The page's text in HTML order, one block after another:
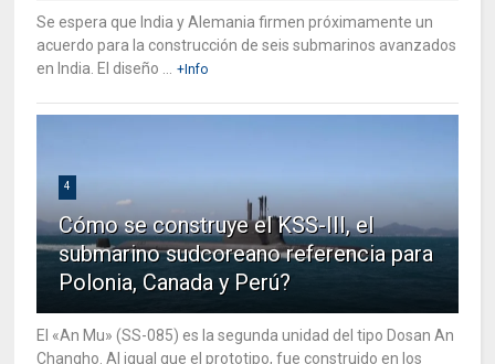
Se espera que India y Alemania firmen próximamente un
acuerdo para la construcción de seis submarinos avanzados
en India. El diseño ...
+Info
4
Cómo se construye el KSS-III, el
submarino sudcoreano referencia para
Polonia, Canada y Perú?
El «An Mu» (SS-085) es la segunda unidad del tipo Dosan An
Changho. Al igual que el prototipo, fue construido en los